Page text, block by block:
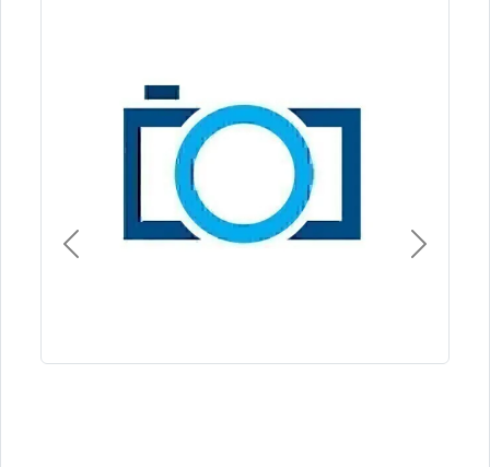
Previous Next